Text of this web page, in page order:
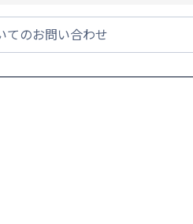
てのお問い合わせ